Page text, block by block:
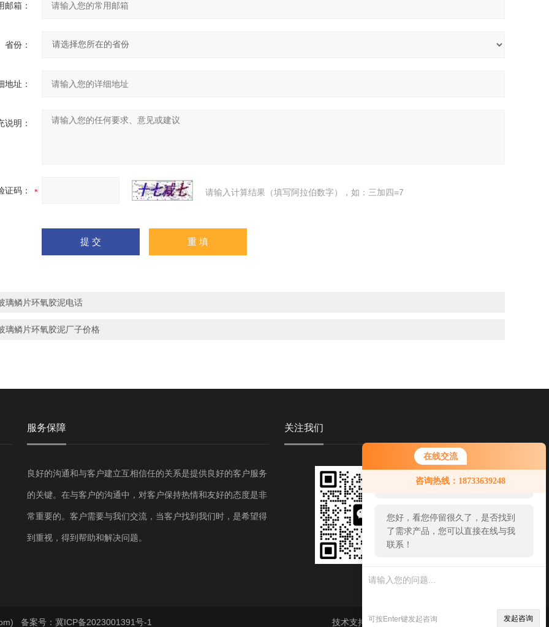
在线交流
咨询热线：18733639248
您好！欢迎前来咨询，很高兴为您
服务，请问您要咨询什么问题呢？
您好，看您停留很久了，是否找到
了需求产品，您可以直接在线与我
联系！
可按Enter键发起咨询 发起咨询
邮箱：
省份：
地址：
说明：
证码： 请输入计算结果（填写阿拉伯数字），如：三加四=7
璃鳞片环氧胶泥电话
璃鳞片环氧胶泥厂子价格
服务保障
良好的沟通和与客户建立互相信任的关系是提供良好的客户服务
的关键。在与客户的沟通中，对客户保持热情和友好的态度是非
常重要的。客户需要与我们交流，当客户找到我们时，是希望得
到重视，得到帮助和解决问题。
关注我们
技术支持：环保在线 sitemap.xml 管理登陆
备案号：冀ICP备2023001391号-1